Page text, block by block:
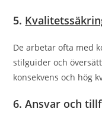
5.
De arbetar ofta med
stilguider och
konsekvens och hög
6. Ansvar och